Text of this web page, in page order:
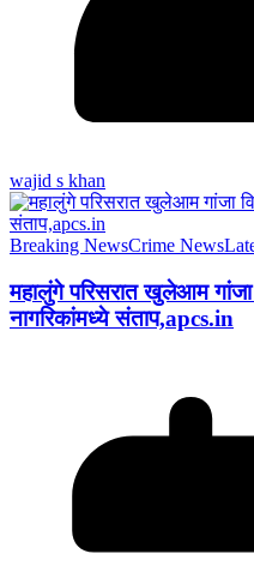
wajid s khan
Breaking NewsCrime News
महालुंगे परिसरात खुलेआम
नागरिकांमध्ये संताप,apcs.in